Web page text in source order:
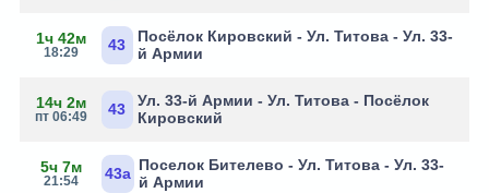
1ч 42м
18:29 43
Посёлок Кировский - Ул. Титова - Ул. 33-
й Армии
14ч 2м
пт 06:49 43
Ул. 33-й Армии - Ул. Титова - Посёлок
Кировский
5ч 7м
21:54 43а Поселок Бителево - Ул. Титова - Ул. 33-
й Армии